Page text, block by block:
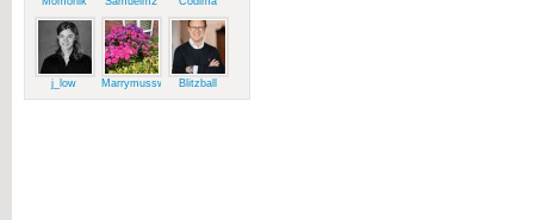
j_low Marrymussweg Blitzball